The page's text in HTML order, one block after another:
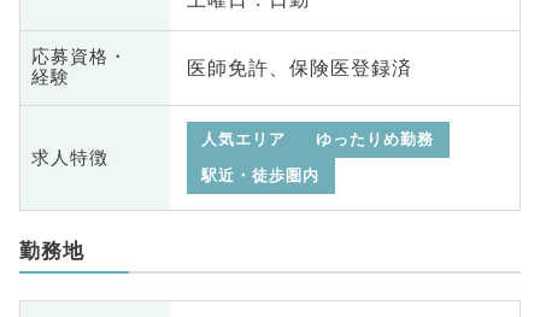
応募資格・
経験
医師免許、保険医登録済
求人特徴
人気エリア
ゆったりめ勤務
駅近・徒歩圏内
勤務地